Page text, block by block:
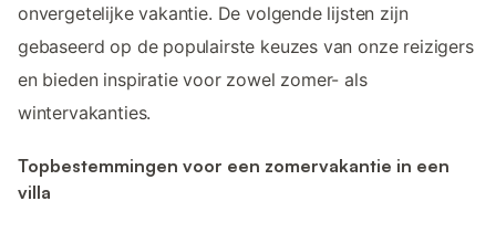
onvergetelijke vakantie. De volgende lijsten zijn
gebaseerd op de populairste keuzes van onze reizigers
en bieden inspiratie voor zowel zomer- als
wintervakanties.
Topbestemmingen voor een zomervakantie in een
villa